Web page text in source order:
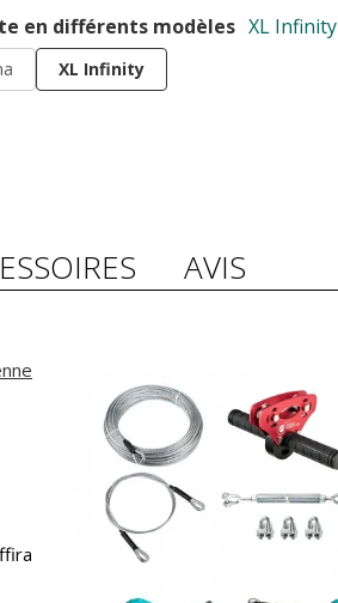
en différents modèles XL Infinity
XL Infinity
AVIS